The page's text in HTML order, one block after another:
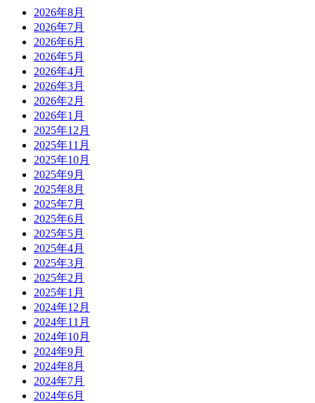
2026年8月
2026年7月
2026年6月
2026年5月
2026年4月
2026年3月
2026年2月
2026年1月
2025年12月
2025年11月
2025年10月
2025年9月
2025年8月
2025年7月
2025年6月
2025年5月
2025年4月
2025年3月
2025年2月
2025年1月
2024年12月
2024年11月
2024年10月
2024年9月
2024年8月
2024年7月
2024年6月